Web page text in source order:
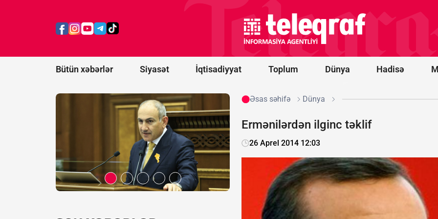
Bütün xəbərlər Siyasət İqtisadiyyat Toplum Dünya Hadisə
bağlı
bilmərik
ildırım
vurması
nəticəsində
ölənlərin
sayı 20-yə
Əsas səhifə Dünya
Ermənilərdən ilginc təklif
26 Aprel 2014 12:03